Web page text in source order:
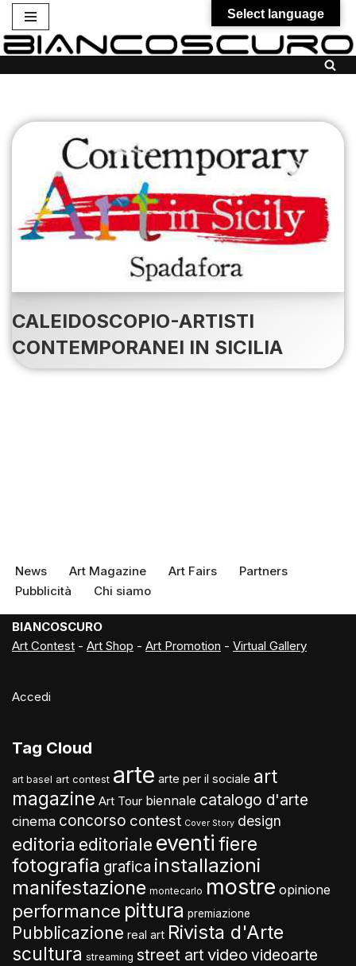
Vai
CALEIDOSCOPIO-ARTISTI
CONTEMPORANEI IN SICILIA
News Art Magazine Art Fairs
Partners
Pubblicità
Chi siamo
BIANCOSCURO
Art Contest - Art Shop - Art Promotion - Virtual Gallery
Accedi
Tag Cloud
art basel art contest arte arte per il sociale art
magazine Art Tour biennale catalogo d'arte
cinema concorso contest Cover Story design
editoria editoriale eventi fiere
fotografia grafica installazioni
manifestazione montecarlo mostre opinione
performance pittura premiazione
Pubblicazione real art Rivista d'Arte
scultura streaming street art video videoarte
Select language